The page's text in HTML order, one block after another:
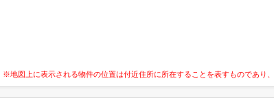
※地図上に表示される物件の位置は付近住所に所在することを表すものであり